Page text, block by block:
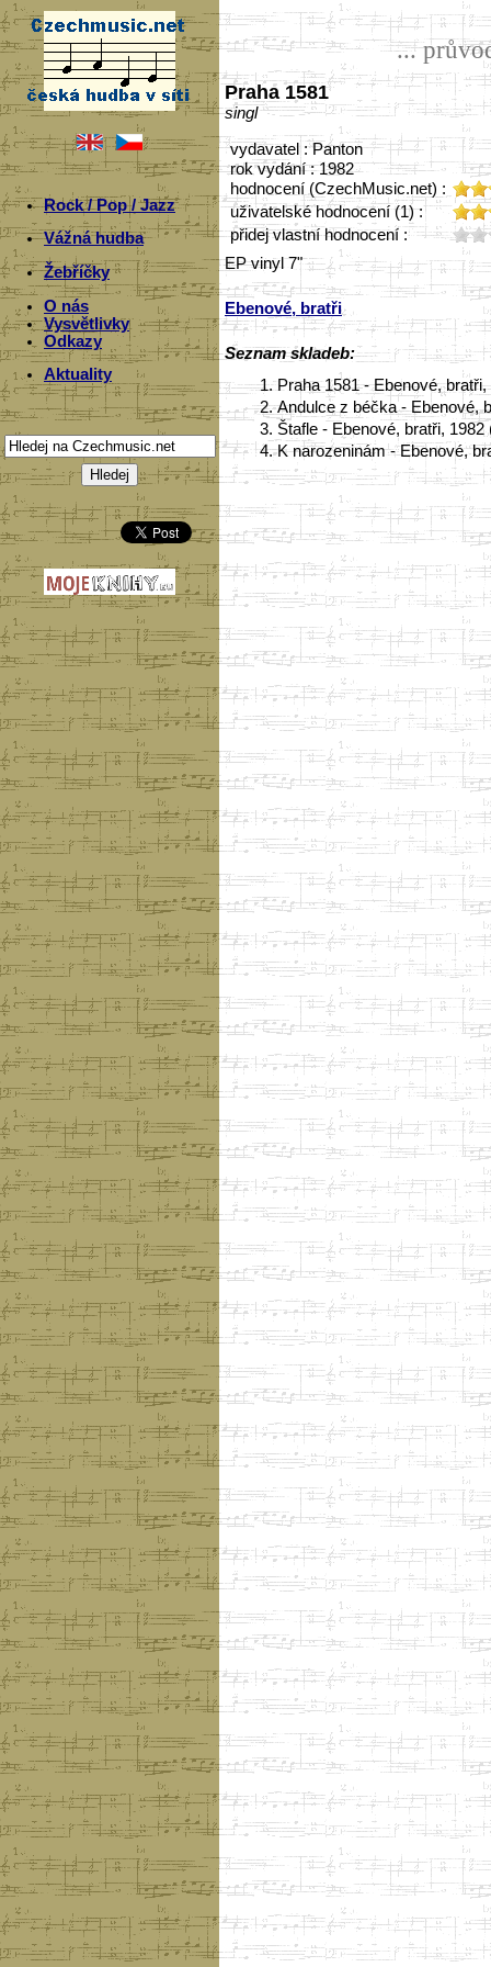
Rock / Pop / Jazz
Vážná hudba
Žebříčky
O nás
Vysvětlivky
Odkazy
Aktuality
...
Praha 1581
singl
vydavatel : Panton
rok vydání : 1982
hodnocení (CzechMusic.net) :
uživatelské hodnocení (1) :
přidej vlastní hodnocení :
EP vinyl 7"
Ebenové, bratři
Seznam skladeb:
1. Praha 1581 - Ebenové,
2. Andulce z béčka - Ebenové,
3. Štafle - Ebenové, bratři,
4. K narozeninám - Ebenové,